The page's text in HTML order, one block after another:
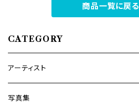
商品一覧に戻る
CATEGORY
アーティスト
内海利勝
写真集